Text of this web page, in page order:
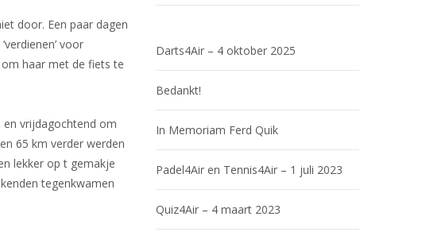
door. Een paar dagen
voor
haar met de fiets te
vrijdagochtend om
65 km verder werden
lekker op t gemakje
tegenkwamen
Darts4Air – 4 oktober 2025
Bedankt!
In Memoriam Ferd Quik
Padel4Air en Tennis4Air – 1 juli 2023
Quiz4Air – 4 maart 2023